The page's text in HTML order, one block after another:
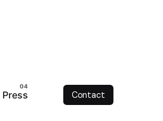
Press Contact